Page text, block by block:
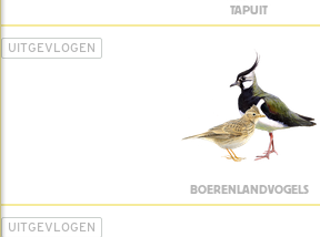
TAPUIT
UITGEVLOGEN
BOERENLANDVOGELS
UITGEVLOGEN